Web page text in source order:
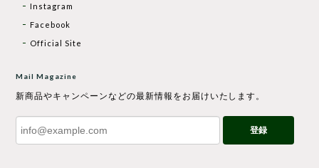
Instagram
Facebook
Official Site
Mail Magazine
新商品やキャンペーンなどの最新情報をお届けいたします。
登録